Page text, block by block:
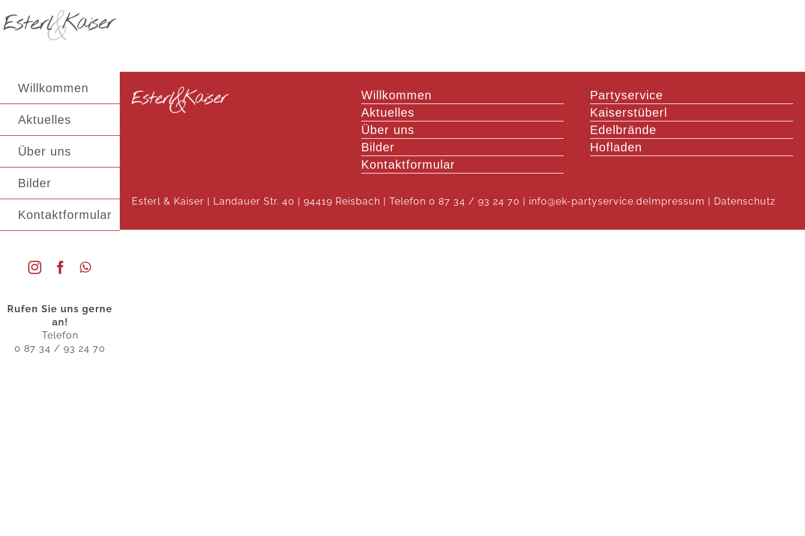
Inhalt
springen
Willkommen
Aktuelles
Über uns
Bilder
Kontaktformular
Rufen Sie uns gerne
an!
Telefon
0 87 34 / 93 24 70
Willkommen
Aktuelles
Über uns
Bilder
Kontaktformular
Partyservice
Kaiserstüberl
Edelbrände
Hofladen
Esterl & Kaiser | Landauer Str. 40 | 94419 Reisbach | Telefon 0 87 34 / 93 24 70 | info@ek-partyservice.deImpressum | Datenschutz